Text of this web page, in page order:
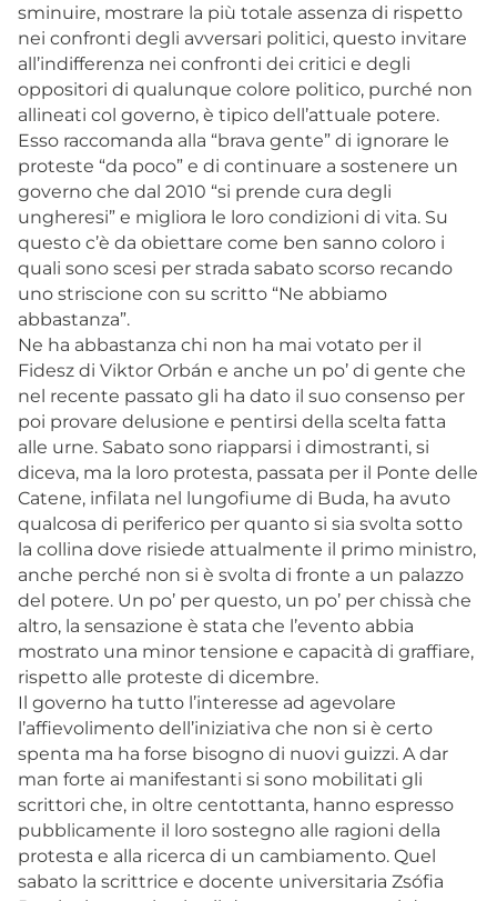
sminuire, mostrare la più totale assenza di rispetto
nei confronti degli avversari politici, questo invitare
all’indifferenza nei confronti dei critici e degli
oppositori di qualunque colore politico, purché non
allineati col governo, è tipico dell’attuale potere.
Esso raccomanda alla “brava gente” di ignorare le
proteste “da poco” e di continuare a sostenere un
governo che dal 2010 “si prende cura degli
ungheresi” e migliora le loro condizioni di vita. Su
questo c’è da obiettare come ben sanno coloro i
quali sono scesi per strada sabato scorso recando
uno striscione con su scritto “Ne abbiamo
abbastanza”.
Ne ha abbastanza chi non ha mai votato per il
Fidesz di Viktor Orbán e anche un po’ di gente che
nel recente passato gli ha dato il suo consenso per
poi provare delusione e pentirsi della scelta fatta
alle urne. Sabato sono riapparsi i dimostranti, si
diceva, ma la loro protesta, passata per il Ponte delle
Catene, infilata nel lungofiume di Buda, ha avuto
qualcosa di periferico per quanto si sia svolta sotto
la collina dove risiede attualmente il primo ministro,
anche perché non si è svolta di fronte a un palazzo
del potere. Un po’ per questo, un po’ per chissà che
altro, la sensazione è stata che l’evento abbia
mostrato una minor tensione e capacità di graffiare,
rispetto alle proteste di dicembre.
Il governo ha tutto l’interesse ad agevolare
l’affievolimento dell’iniziativa che non si è certo
spenta ma ha forse bisogno di nuovi guizzi. A dar
man forte ai manifestanti si sono mobilitati gli
scrittori che, in oltre centottanta, hanno espresso
pubblicamente il loro sostegno alle ragioni della
protesta e alla ricerca di un cambiamento. Quel
sabato la scrittrice e docente universitaria Zsófia